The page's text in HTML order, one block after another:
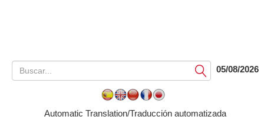
Submit05/08/2026
Automatic Translation/Traducción automatizada